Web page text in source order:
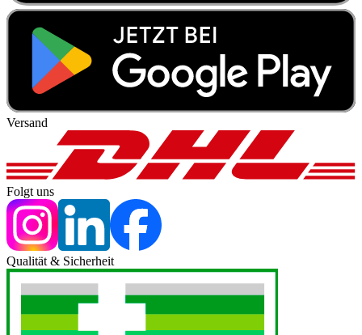
Versand
Folgt uns
Qualität & Sicherheit